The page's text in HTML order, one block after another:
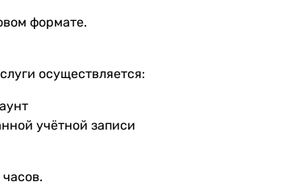
формате.
осуществляется:
учётной записи